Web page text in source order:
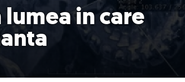
lumea in care